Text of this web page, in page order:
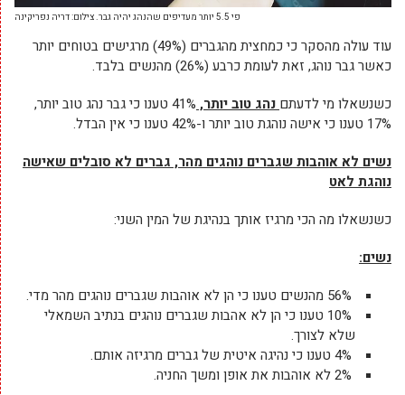
פי 5.5 יותר מעדיפים שהנהג יהיה גבר. צילום: דריה נפריקינה
עוד עולה מהסקר כי כמחצית מהגברים (49%) מרגישים בטוחים יותר
כאשר גבר נוהג, זאת לעומת כרבע (26%) מהנשים בלבד.
כשנשאלו מי לדעתם נהג טוב יותר,
41% טענו כי גבר נהג טוב יותר,
17% טענו כי אישה נוהגת טוב יותר ו-42% טענו כי אין הבדל.
נשים לא אוהבות שגברים נוהגים מהר, גברים לא סובלים שאישה
נוהגת לאט
כשנשאלו מה הכי מרגיז אותך בנהיגת של המין השני:
נשים:
10% טענו כי הן לא אהבות שגברים נוהגים בנתיב השמאלי
שלא לצורך.